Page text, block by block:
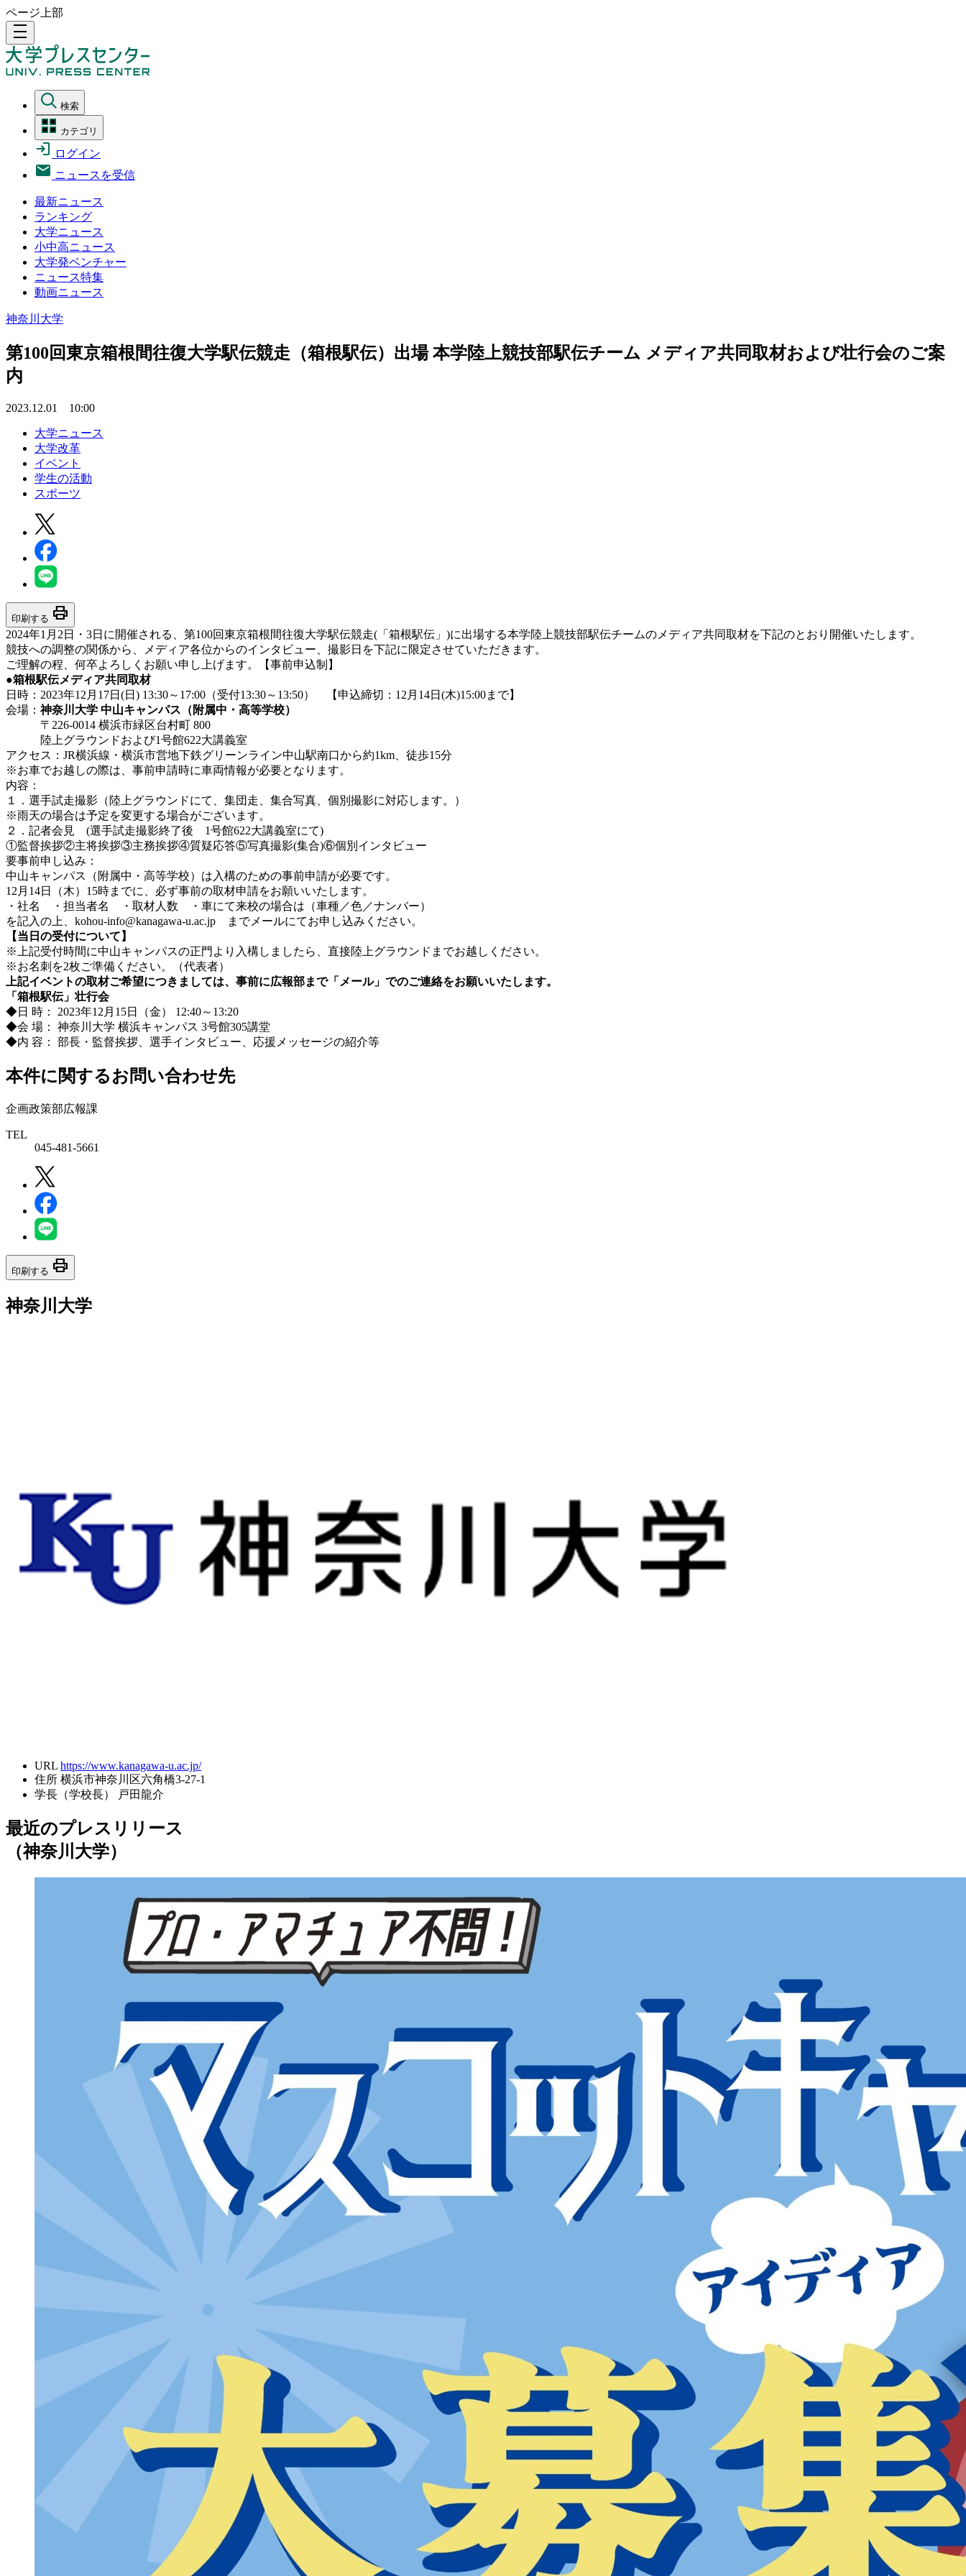
ページ上部
density_medium
検索
カテゴリ
ログイン
ニュースを受信
最新ニュース
ランキング
大学ニュース
小中高ニュース
大学発ベンチャー
ニュース特集
動画ニュース
神奈川大学
第100回東京箱根間往復大学駅伝競走（箱根駅伝）出場 本学陸上競技部駅伝チーム メディア共同取材および壮行会のご案
内
2023.12.01 10:00
大学ニュース
大学改革
イベント
学生の活動
スポーツ
印刷する print
2024年1月2日・3日に開催される、第100回東京箱根間往復大学駅伝競走(「箱根駅伝」)に出場する本学陸上競技部駅伝チームのメディア共同取材を下記のとおり開催いたします。
競技への調整の関係から、メディア各位からのインタビュー、撮影日を下記に限定させていただきます。
ご理解の程、何卒よろしくお願い申し上げます。【事前申込制】
●箱根駅伝メディア共同取材
日時：2023年12月17日(日) 13:30～17:00（受付13:30～13:50） 【申込締切：12月14日(木)15:00まで】
会場：神奈川大学 中山キャンパス（附属中・高等学校）
〒226-0014 横浜市緑区台村町 800
陸上グラウンドおよび1号館622大講義室
アクセス：JR横浜線・横浜市営地下鉄グリーンライン中山駅南口から約1km、徒歩15分
※お車でお越しの際は、事前申請時に車両情報が必要となります。
内容：
１．選手試走撮影（陸上グラウンドにて、集団走、集合写真、個別撮影に対応します。）
※雨天の場合は予定を変更する場合がございます。
２．記者会見 (選手試走撮影終了後 1号館622大講義室にて)
①監督挨拶②主将挨拶③主務挨拶④質疑応答⑤写真撮影(集合)⑥個別インタビュー
要事前申し込み：
中山キャンパス（附属中・高等学校）は入構のための事前申請が必要です。
12月14日（木）15時までに、必ず事前の取材申請をお願いいたします。
・社名 ・担当者名 ・取材人数 ・車にて来校の場合は（車種／色／ナンバー）
を記入の上、kohou-info@kanagawa-u.ac.jp までメールにてお申し込みください。
【当日の受付について】
※上記受付時間に中山キャンパスの正門より入構しましたら、直接陸上グラウンドまでお越しください。
※お名刺を2枚ご準備ください。（代表者）
上記イベントの取材ご希望につきましては、事前に広報部まで「メール」でのご連絡をお願いいたします。
「箱根駅伝」壮行会
◆日 時： 2023年12月15日（金） 12:40～13:20
◆会 場： 神奈川大学 横浜キャンパス 3号館305講堂
◆内 容： 部長・監督挨拶、選手インタビュー、応援メッセージの紹介等
本件に関するお問い合わせ先
企画政策部広報課
TEL
045-481-5661
印刷する print
神奈川大学
URL https://www.kanagawa-u.ac.jp/
住所 横浜市神奈川区六角橋3-27-1
学長（学校長）
戸田龍介
最近のプレスリリース
（神奈川大学）